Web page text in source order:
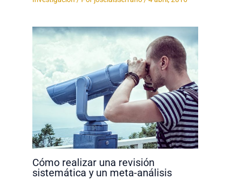
Cómo realizar una revisión
sistemática y un meta-análisis